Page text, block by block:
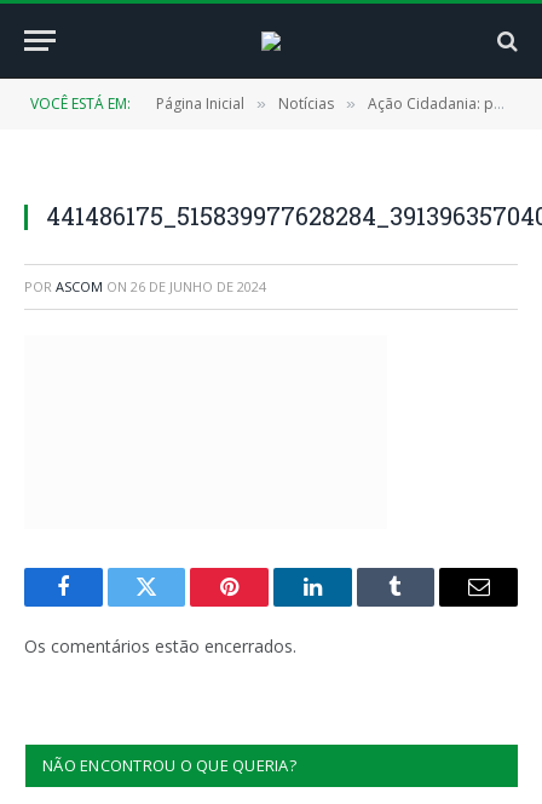
VOCÊ ESTÁ EM: Página Inicial » Notícias » Ação Cidadania: parceria entre Estado e Prefeitura oferece diversos serviços à população
POR ASCOM ON 26 DE JUNHO DE 2024
FacebookTwitter Pinterest LinkedInTumblr
E-
Os comentários estão encerrados.
NÃO ENCONTROU O QUE QUERIA?